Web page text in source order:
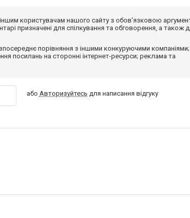
користувачам нашого сайту з обов'язковою
призначені для спілкування та обговорення, а також
порівняння з іншими конкуруючими компаніями;
посилань на сторонні інтернет-ресурси; реклама та
або Авторизуйтесь для написання відгуку